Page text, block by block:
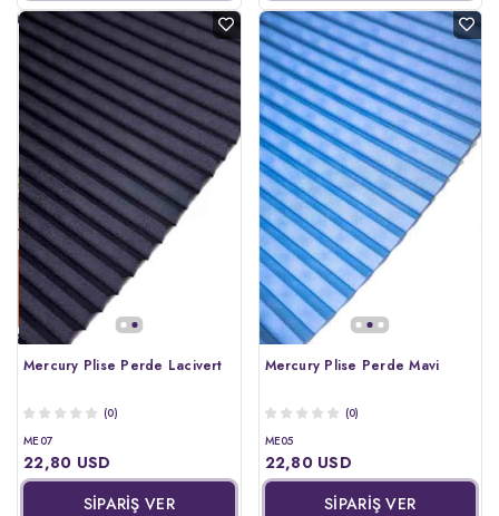
Mercury Plise Perde Lacivert
(0)
ME07
22,80 USD
SİPARİŞ VER
Mercury Plise Perde Mavi
(0)
ME05
22,80 USD
SİPARİŞ VER